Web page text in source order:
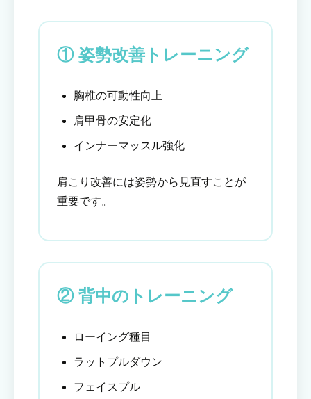
① 姿勢改善トレーニング
胸椎の可動性向上
肩甲骨の安定化
インナーマッスル強化
肩こり改善には姿勢から見直すことが
重要です。
② 背中のトレーニング
ローイング種目
ラットプルダウン
フェイスプル